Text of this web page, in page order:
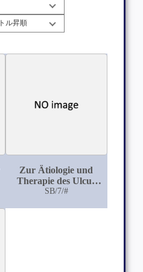
Zur Ätiologie und
Therapie des Ulcus
corneae serpens: mit
SB/7/#